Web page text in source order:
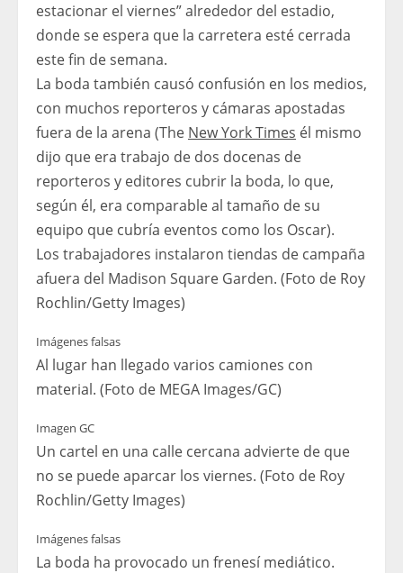
estacionar el viernes” alrededor del estadio,
donde se espera que la carretera esté cerrada
este fin de semana.
La boda también causó confusión en los medios,
con muchos reporteros y cámaras apostadas
fuera de la arena (The New York Times él mismo
dijo que era trabajo de dos docenas de
reporteros y editores cubrir la boda, lo que,
según él, era comparable al tamaño de su
equipo que cubría eventos como los Oscar).
Los trabajadores instalaron tiendas de campaña
afuera del Madison Square Garden. (Foto de Roy
Rochlin/Getty Images)
Imágenes falsas
Al lugar han llegado varios camiones con
material. (Foto de MEGA Images/GC)
Imagen GC
Un cartel en una calle cercana advierte de que
no se puede aparcar los viernes. (Foto de Roy
Rochlin/Getty Images)
Imágenes falsas
La boda ha provocado un frenesí mediático.